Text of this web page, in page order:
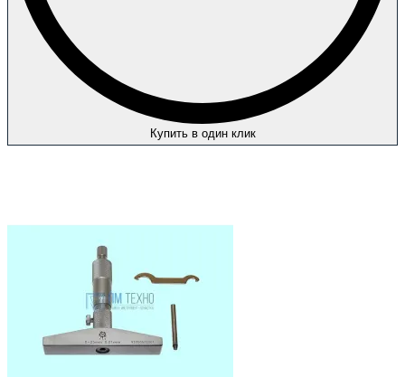
Купить в один клик